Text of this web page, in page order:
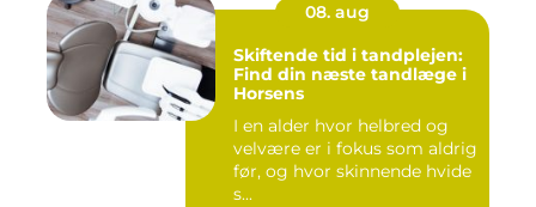
08. aug
Skiftende tid i tandplejen:
Find din næste tandlæge i
Horsens
I en alder hvor helbred og
velvære er i fokus som aldrig
før, og hvor skinnende hvide
s...